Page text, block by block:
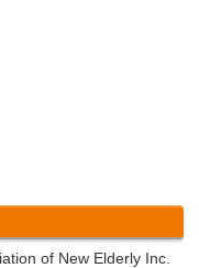
of New Elderly Inc.